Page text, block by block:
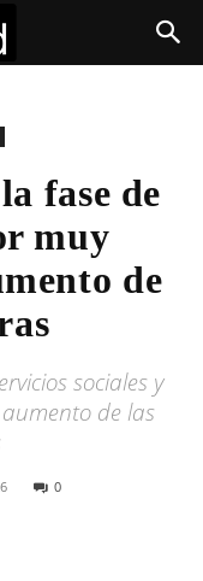
fase de
muy
de
sociales y
de las
0